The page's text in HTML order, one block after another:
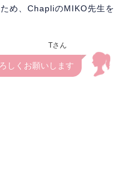
め、ChapliのMIKO先生を
Tさん
しくお願いします